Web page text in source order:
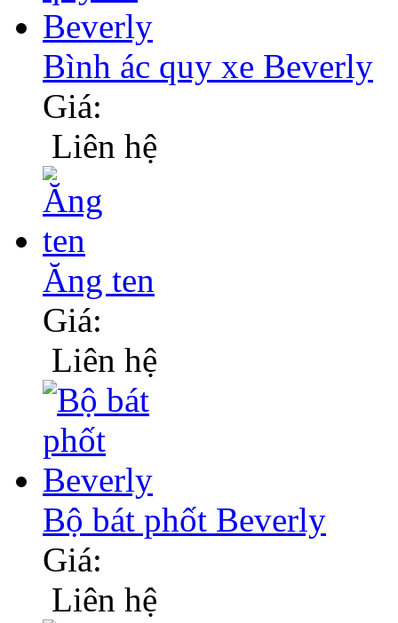
Bình ác quy xe Beverly
Giá:
Liên hệ
Ăng ten
Giá:
Liên hệ
Bộ bát phốt Beverly
Giá:
Liên hệ